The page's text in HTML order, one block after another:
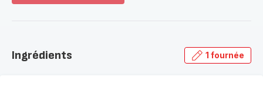
gamme
Ingrédients 1 fournée